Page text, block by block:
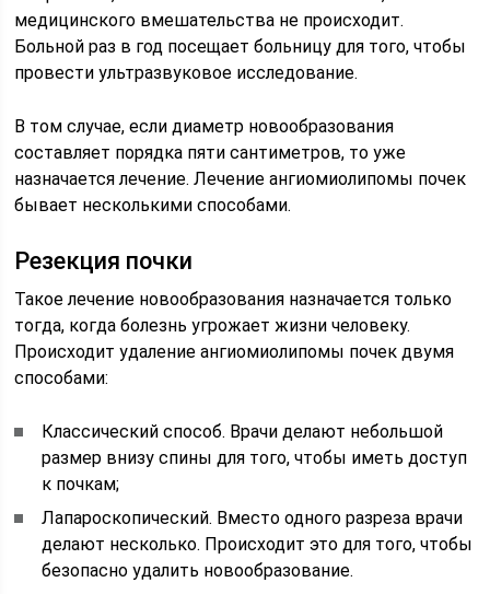
медицинского вмешательства не происходит.
Больной раз в год посещает больницу для того, чтобы
провести ультразвуковое исследование.
В том случае, если диаметр новообразования
составляет порядка пяти сантиметров, то уже
назначается лечение. Лечение ангиомиолипомы почек
бывает несколькими способами.
Резекция почки
Такое лечение новообразования назначается только
тогда, когда болезнь угрожает жизни человеку.
Происходит удаление ангиомиолипомы почек двумя
способами:
Классический способ. Врачи делают небольшой
размер внизу спины для того, чтобы иметь доступ
к почкам;
Лапароскопический. Вместо одного разреза врачи
делают несколько. Происходит это для того, чтобы
безопасно удалить новообразование.